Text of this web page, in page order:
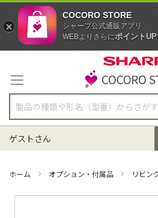
テ
ン
ツ
に
ス
キ
ッ
ゲストさん
ホーム オプション・付属品 リビン
COCORO STORE
シャープ公式通販アプリ
WEBよりさらにポイントUP